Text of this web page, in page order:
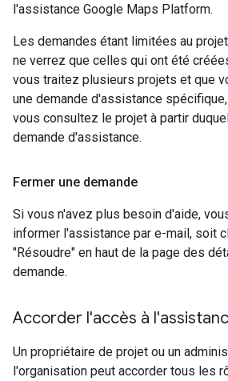
l'assistance Google Maps Platform.
Les demandes étant limitées au
ne verrez que celles qui ont été
vous traitez plusieurs projets et que
une demande d'assistance
vous consultez le projet à partir
demande d'assistance.
Fermer une demande
Si vous n'avez plus besoin d'aide,
informer l'assistance par e-mail, soit
"Résoudre" en haut de la page des
demande.
Accorder l'accès à
Un propriétaire de projet ou un
l'organisation peut accorder tous les